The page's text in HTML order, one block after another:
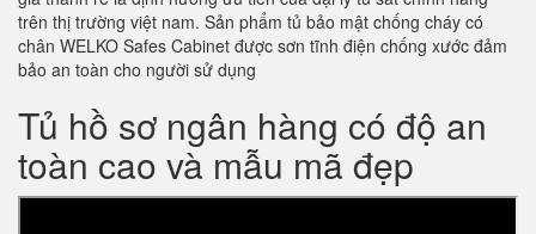
trên thị trường việt nam. Sản phẩm tủ bảo mật chống cháy có
chân WELKO Safes Cabinet được sơn tĩnh điện chống xước đảm
bảo an toàn cho người sử dụng
Tủ hồ sơ ngân hàng có độ an
toàn cao và mẫu mã đẹp